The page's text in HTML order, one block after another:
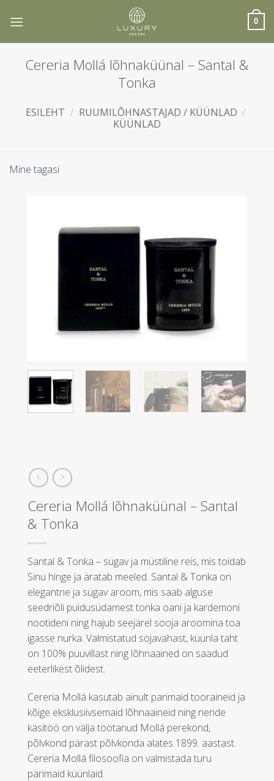
0
Cereria Mollá lõhnaküünal – Santal &
Tonka
ESILEHT / RUUMILÕHNASTAJAD / KÜÜNLAD /
KÜÜNLAD
Mine tagasi
Cereria Mollá lõhnaküünal – Santal
& Tonka
Santal & Tonka – sügav ja müstiline reis, mis toidab
Sinu hinge ja äratab meeled. Santal & Tonka on
elegantne ja sügav aroom, mis saab alguse
seedriõli puidusüdamest tonka oani ja kardemoni
nootideni ning hajub seejärel sooja aroomina toa
igasse nurka. Valmistatud sojavahast, küünla taht
on 100% puuvillast ning lõhnaained on saadud
eeterlikest õlidest.
Cereria Mollá kasutab ainult parimaid tooraineid ja
kõige eksklusiivsemaid lõhnaaineid ning nende
käsitöö on välja töötanud Mollá perekond,
põlvkond pärast põlvkonda alates 1899. aastast.
Cereria Mollá filosoofia on valmistada turu
parimaid küünlaid.